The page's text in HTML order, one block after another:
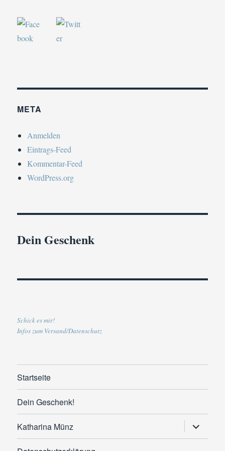
META
Anmelden
Eintrags-Feed
Kommentar-Feed
WordPress.org
Dein Geschenk
Schick es mir!
Infos zum Versand/Datenschutz
Startseite
Dein Geschenk!
Katharina Münz
anzeigen